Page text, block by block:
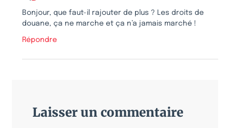
Bonjour, que faut-il rajouter de plus ? Les droits de
douane, ça ne marche et ça n’a jamais marché !
Répondre
Laisser un commentaire